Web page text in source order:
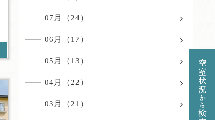
07月（24）
06月（17）
05月（13）
04月（22）
03月（21）